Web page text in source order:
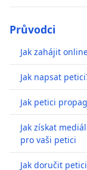
Průvodci
Jak zahájit
Jak napsat
Jak petici
Jak získat
pro vaši petici
Jak doručit petici